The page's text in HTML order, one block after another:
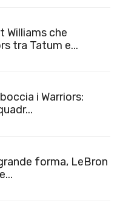
Williams che
tra Tatum e...
i Warriors:
forma, LeBron